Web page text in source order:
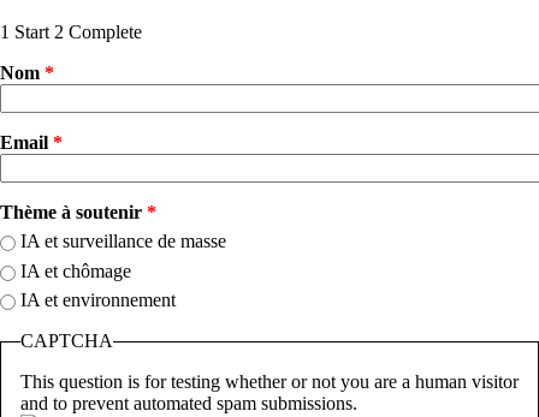
1 Start 2 Complete
Nom *
Email *
Thème à soutenir *
IA et surveillance de masse
IA et chômage
IA et environnement
CAPTCHA
This question is for testing whether or not you are a human visitor
and to prevent automated spam submissions.